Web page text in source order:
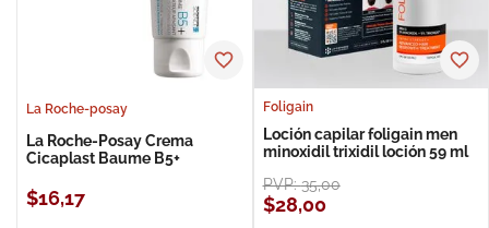
La Roche-posay
La Roche-Posay Crema
Cicaplast Baume B5+
$16,17
Foligain
Loción capilar foligain men
minoxidil trixidil loción 59 ml
PVP:35,00
$28,00